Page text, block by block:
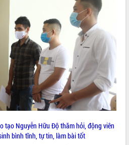
tạo Nguyễn Hữu Độ thăm hỏi, động viên
bình tĩnh, tự tin, làm bài tốt